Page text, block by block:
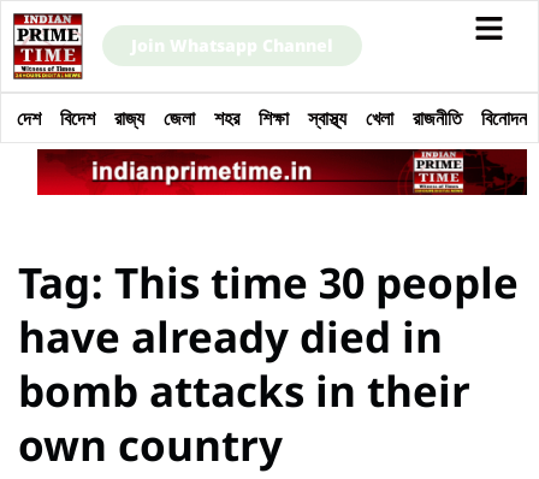
Join Whatsapp Channel
দেশ বিদেশ রাজ্য জেলা শহর শিক্ষা স্বাস্থ্য খেলা রাজনীতি বিনোদন
Tag: This time 30 people
have already died in
bomb attacks in their
own country